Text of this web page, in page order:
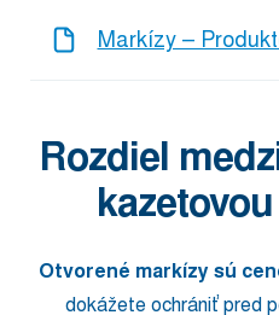
Markízy –
Rozdiel
Otvorené markízy sú
dokážete ochrániť pred